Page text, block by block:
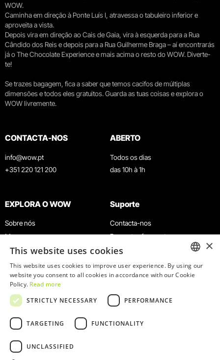
WOW.
Caminha em direção à Ponte Luís I, atravessa o tabuleiro inferior e
aproveita a vista.
Depois vira em direção ao Cais de Gaia, vira à esquerda para a Rua
Cândido dos Reis e depois para a Rua Guilherme Braga – aí encontrarás
já o The Chocolate Experience e mais acima o resto do WOW. Diverte-
te!
Se trazes bagagem, fica a saber que temos cacifos de múltiplas
dimensões e todos eles gratuitos. Guarda as tuas coisas e explora o
WOW livremente.
CONTACTA-NOS
info@wow.pt
+351 220 121 200
ABERTO
Todos os dias
das 10h à 1h
EXPLORA O WOW
Sobre nós
Museus
Agenda
Notícias
Restaurantes
Cartão WOW
Grupos e Eventos
Serviço Educativo
Suporte
Contacta-nos
Perguntas frequentes
Termos e Condições
Política de privacidade e cookies
Trabalha connosco
Livro de reclamações
ENGLISH
×
This website uses cookies
This website uses cookies to improve user experience. By using our
website you consent to all cookies in accordance with our Cookie
Policy. Read more
STRICTLY NECESSARY
PERFORMANCE
TARGETING FUNCTIONALITY
UNCLASSIFIED